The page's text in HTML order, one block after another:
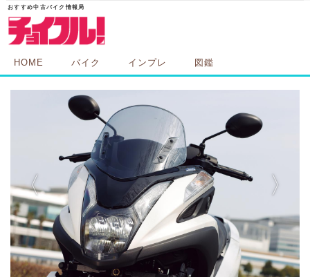
HOME バイク インプレ 図鑑